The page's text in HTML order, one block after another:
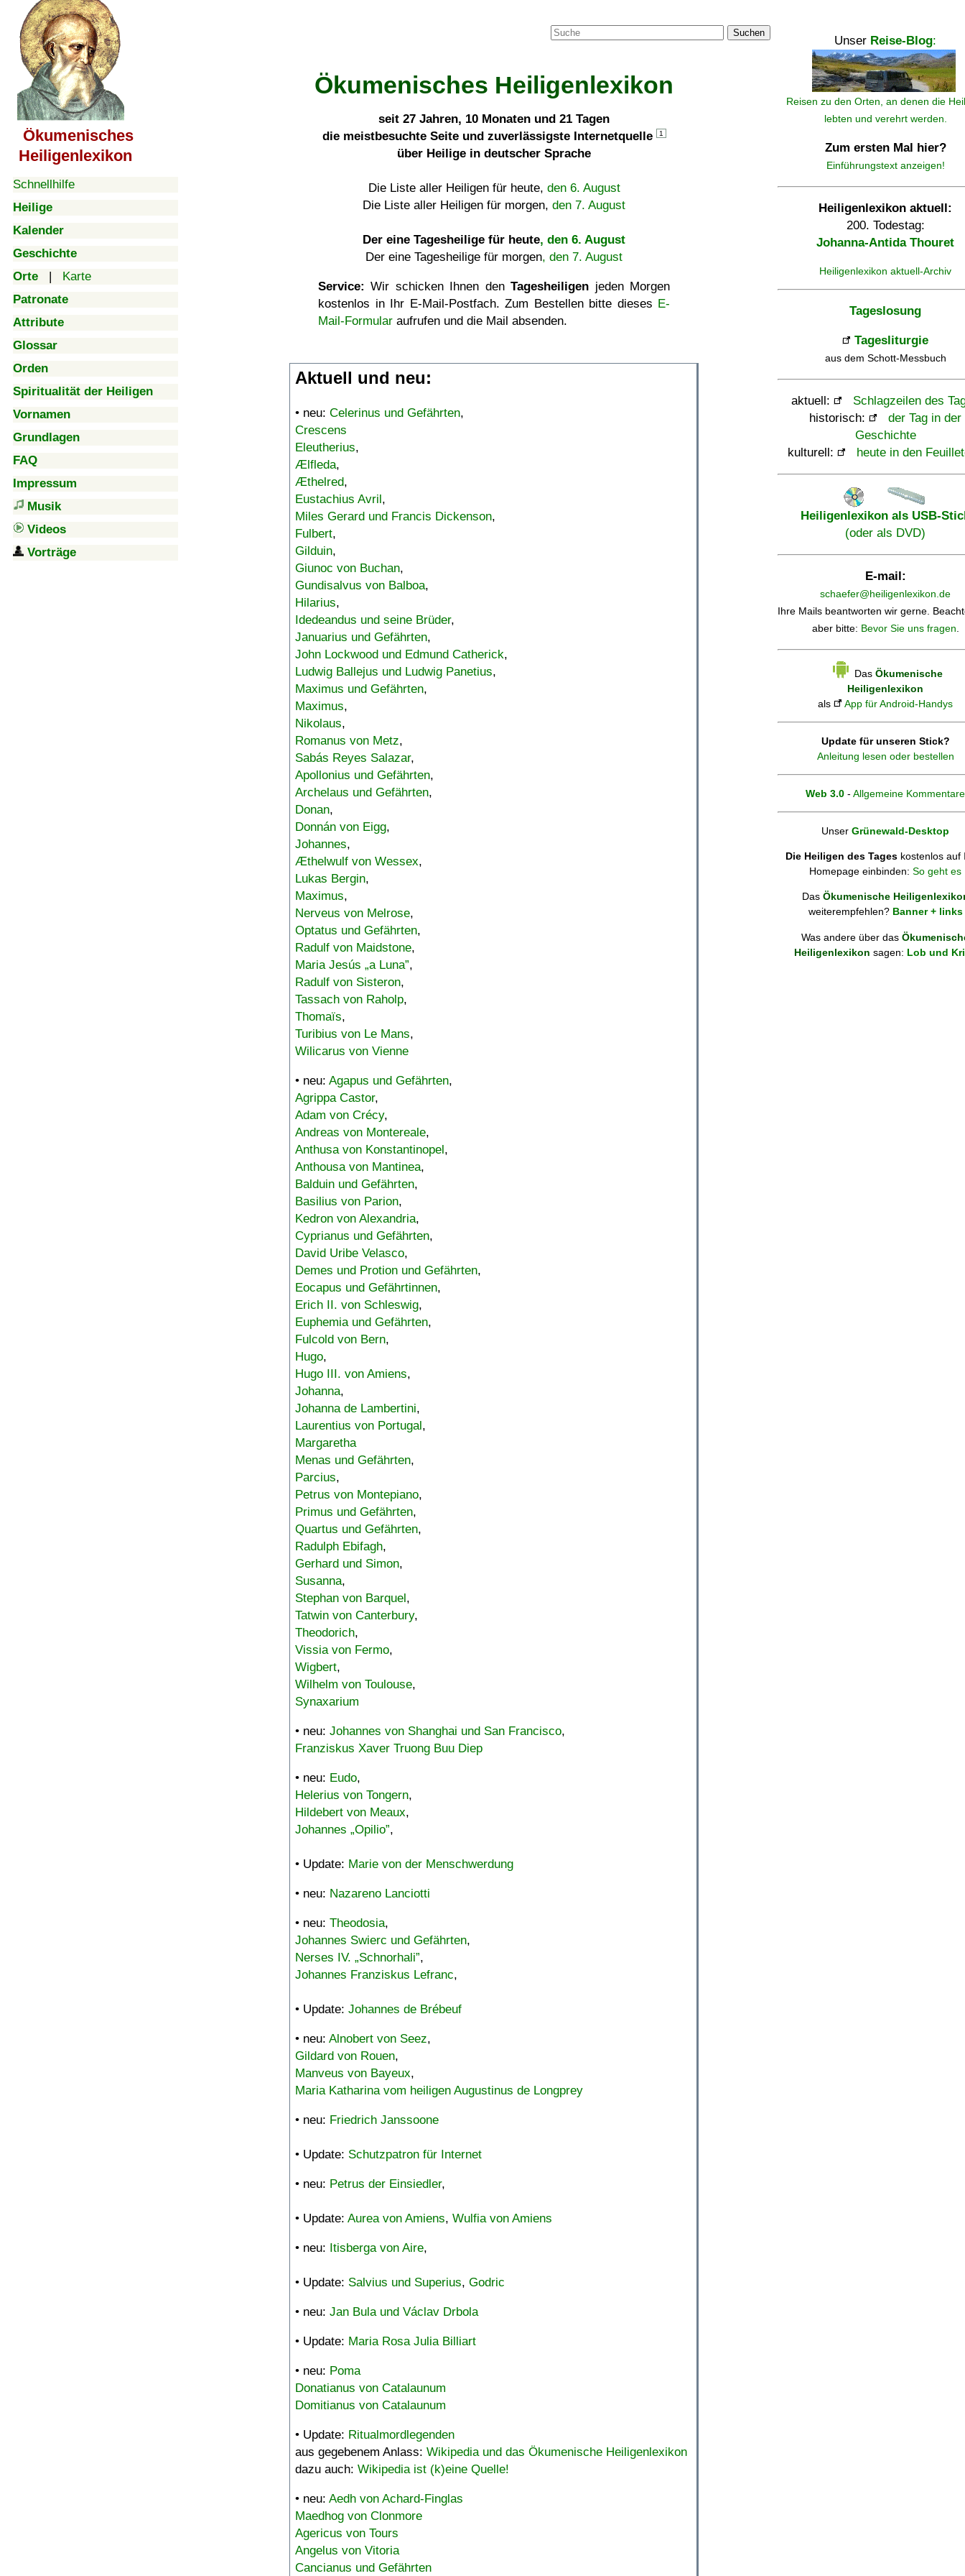
Ökumenisches
Heiligenlexikon
Schnellhilfe
Heilige
Kalender
Geschichte
Orte | Karte
Patronate
Attribute
Glossar
Orden
Spiritualität der Heiligen
Vornamen
Grundlagen
FAQ
Impressum
Musik
Videos
Vorträge
Suchen
Ökumenisches Heiligenlexikon
seit 27 Jahren, 10 Monaten und 21 Tagen
die meistbesuchte Seite und zuverlässigste Internetquelle
1
über Heilige in deutscher Sprache
Die Liste aller Heiligen für heute, den 6. August
Die Liste aller Heiligen für morgen, den 7. August
Der eine Tagesheilige für heute, den 6. August
Der eine Tagesheilige für morgen, den 7. August
Service: Wir schicken Ihnen denTagesheiligen jeden Morgen
kostenlos in Ihr E-Mail-Postfach. Zum Bestellen bitte dieses E-
Mail-Formular aufrufen und die Mail absenden.
Aktuell und neu:
• neu: Celerinus und Gefährten,
Crescens
Eleutherius,
Ælfleda,
Æthelred,
Eustachius Avril,
Miles Gerard und Francis Dickenson,
Fulbert,
Gilduin,
Giunoc von Buchan,
Gundisalvus von Balboa,
Hilarius,
Idedeandus und seine Brüder,
Januarius und Gefährten,
John Lockwood und Edmund Catherick,
Ludwig Ballejus und Ludwig Panetius,
Maximus und Gefährten,
Maximus,
Nikolaus,
Romanus von Metz,
Sabás Reyes Salazar,
Apollonius und Gefährten,
Archelaus und Gefährten,
Donan,
Donnán von Eigg,
Johannes,
Æthelwulf von Wessex,
Lukas Bergin,
Maximus,
Nerveus von Melrose,
Optatus und Gefährten,
Radulf von Maidstone,
Maria Jesús „a Luna”,
Radulf von Sisteron,
Tassach von Raholp,
Thomaïs,
Turibius von Le Mans,
Wilicarus von Vienne
• neu: Agapus und Gefährten,
Agrippa Castor,
Adam von Crécy,
Andreas von Montereale,
Anthusa von Konstantinopel,
Anthousa von Mantinea,
Balduin und Gefährten,
Basilius von Parion,
Kedron von Alexandria,
Cyprianus und Gefährten,
David Uribe Velasco,
Demes und Protion und Gefährten,
Eocapus und Gefährtinnen,
Erich II. von Schleswig,
Euphemia und Gefährten,
Fulcold von Bern,
Hugo,
Hugo III. von Amiens,
Johanna,
Johanna de Lambertini,
Laurentius von Portugal,
Margaretha
Menas und Gefährten,
Parcius,
Petrus von Montepiano,
Primus und Gefährten,
Quartus und Gefährten,
Radulph Ebifagh,
Gerhard und Simon,
Susanna,
Stephan von Barquel,
Tatwin von Canterbury,
Theodorich,
Vissia von Fermo,
Wigbert,
Wilhelm von Toulouse,
Synaxarium
• neu: Johannes von Shanghai und San Francisco,
Franziskus Xaver Truong Buu Diep
• neu: Eudo,
Helerius von Tongern,
Hildebert von Meaux,
Johannes „Opilio”,
• Update: Marie von der Menschwerdung
• neu: Nazareno Lanciotti
• neu: Theodosia,
Johannes Swierc und Gefährten,
Nerses IV. „Schnorhali”,
Johannes Franziskus Lefranc,
• Update: Johannes de Brébeuf
• neu: Alnobert von Seez,
Gildard von Rouen,
Manveus von Bayeux,
Maria Katharina vom heiligen Augustinus de Longprey
• neu: Friedrich Janssoone
• Update: Schutzpatron für Internet
• neu: Petrus der Einsiedler,
• Update: Aurea von Amiens, Wulfia von Amiens
• neu: Itisberga von Aire,
• Update: Salvius und Superius, Godric
• neu: Jan Bula und Václav Drbola
• Update: Maria Rosa Julia Billiart
• neu: Poma
Donatianus von Catalaunum
Domitianus von Catalaunum
• Update: Ritualmordlegenden
aus gegebenem Anlass: Wikipedia und das Ökumenische Heiligenlexikon
dazu auch: Wikipedia ist (k)eine Quelle!
• neu: Aedh von Achard-Finglas
Maedhog von Clonmore
Agericus von Tours
Angelus von Vitoria
Cancianus und Gefährten
Unser Reise-Blog:
Reisen zu den Orten, an denen die
lebten und verehrt werden.
Zum ersten Mal hier?
Einführungstext anzeigen!
Heiligenlexikon aktuell:
200. Todestag:
Johanna-Antida Thouret
Heiligenlexikon aktuell-Archiv
Tageslosung
Tagesliturgie
aus dem Schott-Messbuch
aktuell:
Schlagzeilen des
historisch:
der Tag in der
Geschichte
kulturell:
heute in den
Heiligenlexikon als USB-
(oder als DVD)
E-mail:
schaefer@heiligenlexikon.de
Ihre Mails beantworten wir gerne.
aber bitte: Bevor Sie uns fragen.
Das Ökumenische
Heiligenlexikon
als
App für Android-Handys
Update für unseren Stick?
Anleitung lesen oder bestellen
Web 3.0 - Allgemeine Kommentare
Unser Grünewald-Desktop
Die Heiligen des Tages kostenlos auf
Homepage einbinden: So geht es
Das Ökumenische
weiterempfehlen? Banner + links
Was andere über das
Heiligenlexikon sagen: Lob und